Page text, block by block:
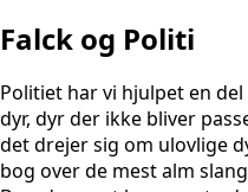
Falck og Politi
Politiet har vi hjulpet en
dyr, dyr der ikke bliver
det drejer sig om ulovlige
bog over de mest alm